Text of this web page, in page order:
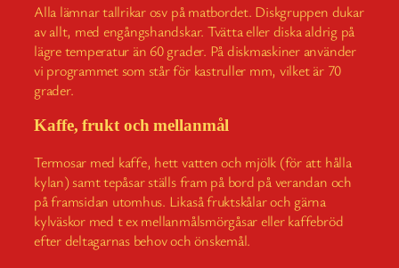
Alla lämnar tallrikar osv på matbordet. Diskgruppen dukar
av allt, med engångshandskar. Tvätta eller diska aldrig på
lägre temperatur än 60 grader. På diskmaskiner använder
vi programmet som står för kastruller mm, vilket är 70
grader.
Kaffe, frukt och mellanmål
Termosar med kaffe, hett vatten och mjölk (för att hålla
kylan) samt tepåsar ställs fram på bord på verandan och
på framsidan utomhus. Likaså fruktskålar och gärna
kylväskor med t ex mellanmålsmörgåsar eller kaffebröd
efter deltagarnas behov och önskemål.